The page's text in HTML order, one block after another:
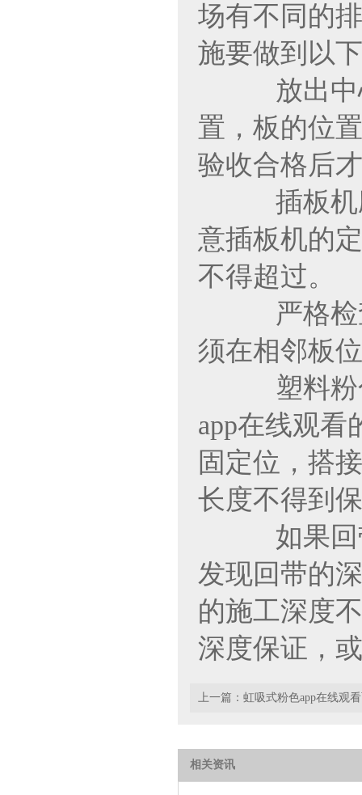
场有不同的排
施要做到以
放出中心
置，板的位
验收合格后才
插板机应
意插板机的定
不得超过。
严格检查
须在相邻板位
塑料粉色
app在线观看
固定位，
长度不得到保
如果回带
发现回带的深
的施工深度不
深度保证，
上一篇： 虹吸式粉色app在线观
相关资讯